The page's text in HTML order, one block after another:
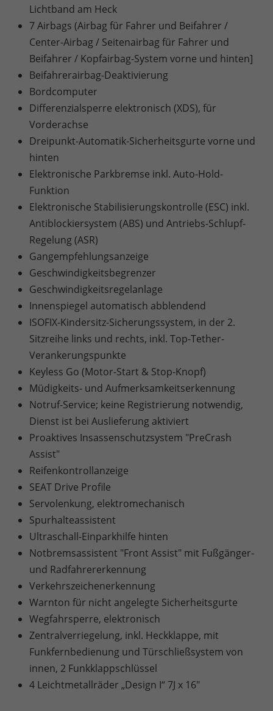
Lichtband am Heck
7 Airbags (Airbag für Fahrer und Beifahrer /
Center-Airbag / Seitenairbag für Fahrer und
Beifahrer / Kopfairbag-System vorne und hinten]
Beifahrerairbag-Deaktivierung
Bordcomputer
Differenzialsperre elektronisch (XDS), für
Vorderachse
Dreipunkt-Automatik-Sicherheitsgurte vorne und
hinten
Elektronische Parkbremse inkl. Auto-Hold-
Funktion
Elektronische Stabilisierungskontrolle (ESC) inkl.
Antiblockiersystem (ABS) und Antriebs-Schlupf-
Regelung (ASR)
Gangempfehlungsanzeige
Geschwindigkeitsbegrenzer
Geschwindigkeitsregelanlage
Innenspiegel automatisch abblendend
ISOFIX-Kindersitz-Sicherungssystem, in der 2.
Sitzreihe links und rechts, inkl. Top-Tether-
Verankerungspunkte
Keyless Go (Motor-Start & Stop-Knopf)
Müdigkeits- und Aufmerksamkeitserkennung
Notruf-Service; keine Registrierung notwendig,
Dienst ist bei Auslieferung aktiviert
Proaktives Insassenschutzsystem "PreCrash
Assist"
Reifenkontrollanzeige
SEAT Drive Profile
Servolenkung, elektromechanisch
Spurhalteassistent
Ultraschall-Einparkhilfe hinten
Notbremsassistent "Front Assist" mit Fußgänger-
und Radfahrererkennung
Verkehrszeichenerkennung
Warnton für nicht angelegte Sicherheitsgurte
Wegfahrsperre, elektronisch
Zentralverriegelung, inkl. Heckklappe, mit
Funkfernbedienung und Türschließsystem von
innen, 2 Funkklappschlüssel
4 Leichtmetallräder „Design I“ 7J x 16"